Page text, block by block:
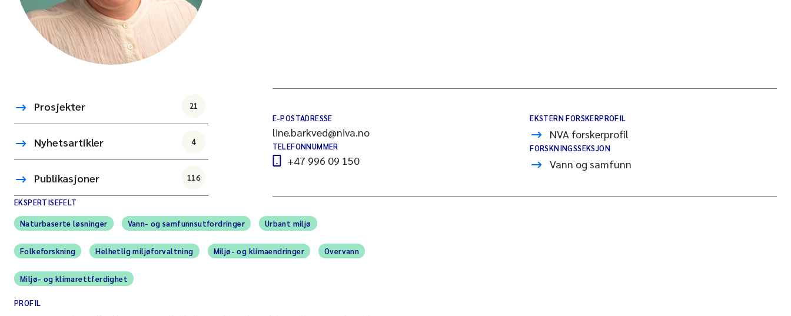
Prosjekter 21
Nyhetsartikler 4
Publikasjoner 116
E-POSTADRESSE
line.barkved@niva.no
TELEFONNUMMER
+47 996 09 150
EKSTERN FORSKERPROFIL
NVA forskerprofil
FORSKNINGSSEKSJON
Vann og samfunn
EKSPERTISEFELT
Naturbaserte løsninger Vann- og samfunnsutfordringer Urbant miljø
Folkeforskning Helhetlig miljøforvaltning Miljø- og klimaendringer Overvann
Miljø- og klimarettferdighet
PROFIL